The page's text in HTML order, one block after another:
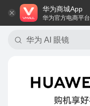
华为商城App
华为官方电商平台
智能体脂秤 3